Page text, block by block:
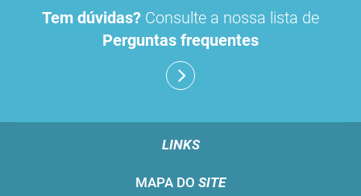
Tem dúvidas? Consulte a nossa lista de
Perguntas frequentes
LINKS
MAPA DO SITE